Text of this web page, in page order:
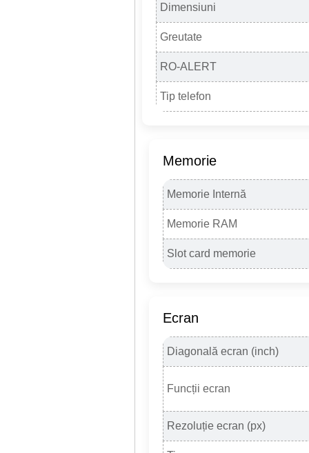
Dimensiuni
Greutate
RO-ALERT
Tip telefon
Memorie
Memorie Internă
Memorie RAM
Slot card memorie
Ecran
Diagonală ecran (inch)
Funcții ecran
Rezoluție ecran (px)